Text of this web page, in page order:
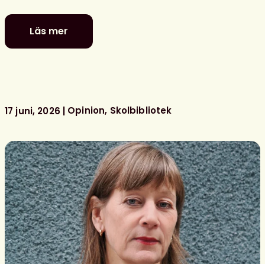
Läs mer
De
är
litterära
ungdomspriser
17 juni, 2026 Opinion Skolbibliotek